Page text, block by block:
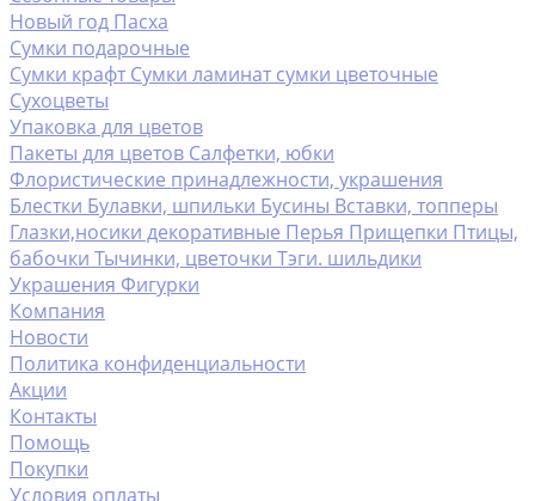
Новый год Пасха
Сумки подарочные
Сумки крафт Сумки ламинат сумки цветочные
Сухоцветы
Упаковка для цветов
Пакеты для цветов Салфетки, юбки
Флористические принадлежности, украшения
Блестки Булавки, шпильки Бусины Вставки, топперы
Глазки,носики декоративные Перья Прищепки Птицы,
бабочки Тычинки, цветочки Тэги. шильдики
Украшения Фигурки
Компания
Новости
Политика конфиденциальности
Акции
Контакты
Помощь
Покупки
Условия оплаты